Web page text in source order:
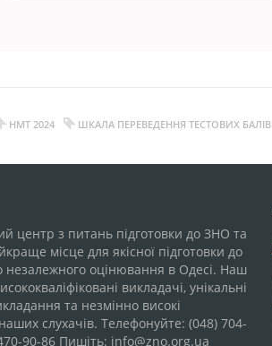
НМТ 2024 ШКАЛА ПЕРЕВЕДЕННЯ ТЕСТОВИХ БАЛІВ
центр з питань підготовки до ЗНО та
місце для якісної підготовки до
незалежного оцінювання в Одесі. Наш
викладачі, унікальні
та незмінно високі
слухачів. Телефонуйте: (048) 704-
90-86 Пишіть: info@zno.org.ua